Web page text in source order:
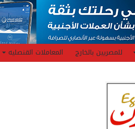
للمصريين بالخارج المعاملات القنصليه